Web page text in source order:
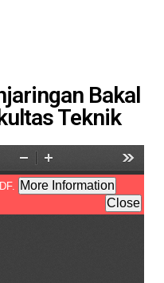
Bakal
Teknik